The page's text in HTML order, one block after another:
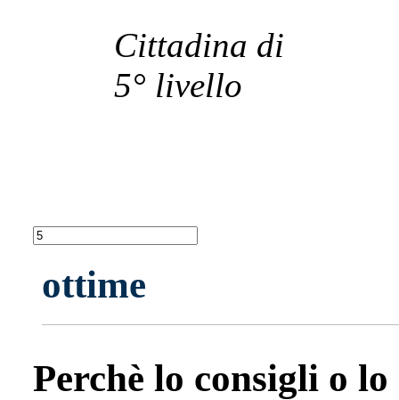
Cittadina di
5° livello
ottime
Perchè lo consigli o